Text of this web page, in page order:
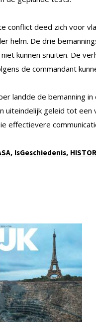
conflict deed zich voor
helm. De drie
niet kunnen snuiten. De
de commandant
landde de bemanning in
uiteindelijk geleid tot
effectievere
, IsGeschiedenis,